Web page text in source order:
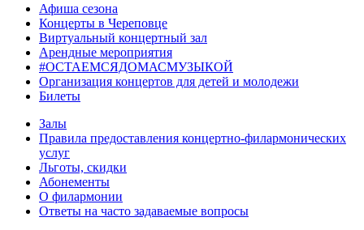
Афиша сезона
Концерты в Череповце
Виртуальный концертный зал
Арендные мероприятия
#ОСТАЕМСЯДОМАСМУЗЫКОЙ
Организация концертов для детей и молодежи
Билеты
Залы
Правила предоставления концертно-филармонических
услуг
Льготы, скидки
Абонементы
О филармонии
Ответы на часто задаваемые вопросы